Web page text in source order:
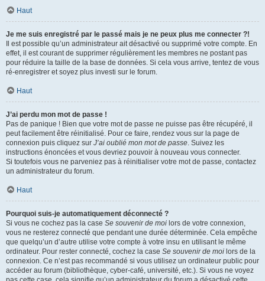
Haut
Je me suis enregistré par le passé mais je ne peux plus me connecter ?!
Il est possible qu’un administrateur ait désactivé ou supprimé votre compte. En
effet, il est courant de supprimer régulièrement les membres ne postant pas
pour réduire la taille de la base de données. Si cela vous arrive, tentez de vous
ré-enregistrer et soyez plus investi sur le forum.
Haut
J’ai perdu mon mot de passe !
Pas de panique ! Bien que votre mot de passe ne puisse pas être récupéré, il
peut facilement être réinitialisé. Pour ce faire, rendez vous sur la page de
connexion puis cliquez sur J’ai oublié mon mot de passe. Suivez les
instructions énoncées et vous devriez pouvoir à nouveau vous connecter.
Si toutefois vous ne parveniez pas à réinitialiser votre mot de passe, contactez
un administrateur du forum.
Haut
Pourquoi suis-je automatiquement déconnecté ?
Si vous ne cochez pas la case Se souvenir de moi lors de votre connexion,
vous ne resterez connecté que pendant une durée déterminée. Cela empêche
que quelqu’un d’autre utilise votre compte à votre insu en utilisant le même
ordinateur. Pour rester connecté, cochez la case Se souvenir de moi lors de la
connexion. Ce n’est pas recommandé si vous utilisez un ordinateur public pour
accéder au forum (bibliothèque, cyber-café, université, etc.). Si vous ne voyez